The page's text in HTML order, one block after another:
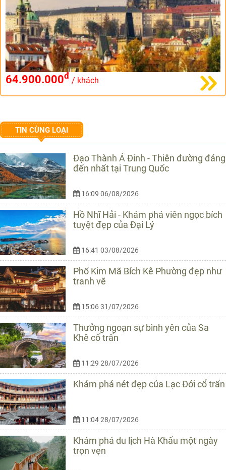
64.900.000đ / khách
TIN CÙNG LOẠI
Đạo Thành Á Đinh - Thiên đường đáng
đến nhất tại Trung Quốc
16:09 06/08/2026
Hồ Nhĩ Hải - Khám phá viên ngọc bích
tuyệt đẹp của Đại Lý
16:41 03/08/2026
Phố Kim Mã Bích Kê Phường đẹp như
tranh vẽ
15:06 31/07/2026
Thưởng ngoạn sự bình yên của Sa
Khê cổ trấn
11:29 28/07/2026
Khám phá nét đẹp của Lạc Đới cổ trấn
11:04 28/07/2026
Khám phá du lịch Hà Khẩu một ngày
trọn vẹn